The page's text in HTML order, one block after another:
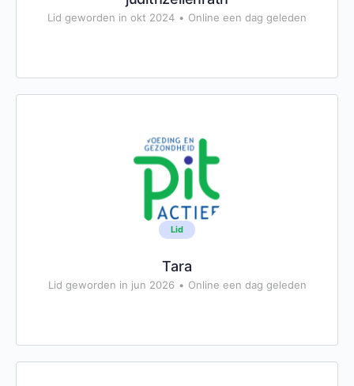
Lid geworden in okt 2024 • Online een dag geleden
Lid
Tara
Lid geworden in jun 2026 • Online een dag geleden